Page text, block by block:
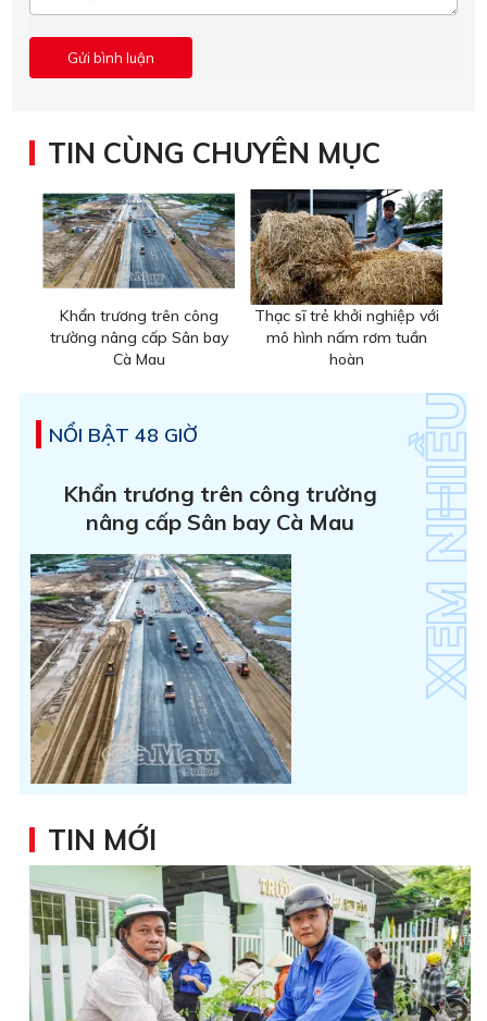
TIN CÙNG CHUYÊN MỤC
Khẩn trương trên công
trường nâng cấp Sân bay
Cà Mau
Thạc sĩ trẻ khởi nghiệp với
mô hình nấm rơm tuần
hoàn
NỔI BẬT 48 GIỜ
Khẩn trương trên công trường
nâng cấp Sân bay Cà Mau
TIN MỚI